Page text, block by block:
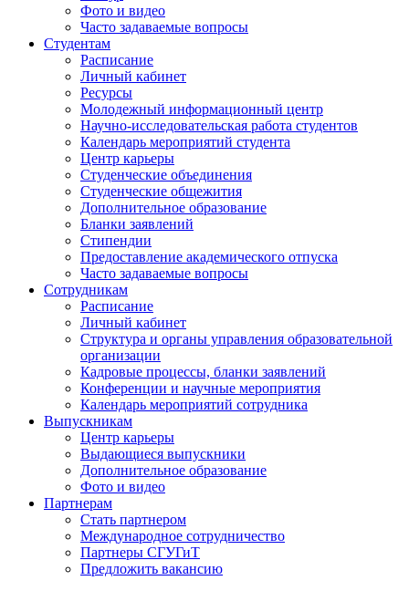
Фото и видео
Часто задаваемые вопросы
Студентам
Расписание
Личный кабинет
Ресурсы
Молодежный информационный центр
Научно-исследовательская работа студентов
Календарь мероприятий студента
Центр карьеры
Студенческие объединения
Студенческие общежития
Дополнительное образование
Бланки заявлений
Стипендии
Предоставление академического отпуска
Часто задаваемые вопросы
Сотрудникам
Расписание
Личный кабинет
Структура и органы управления образовательной
организации
Кадровые процессы, бланки заявлений
Конференции и научные мероприятия
Календарь мероприятий сотрудника
Выпускникам
Центр карьеры
Выдающиеся выпускники
Дополнительное образование
Фото и видео
Партнерам
Стать партнером
Международное сотрудничество
Партнеры СГУГиТ
Предложить вакансию